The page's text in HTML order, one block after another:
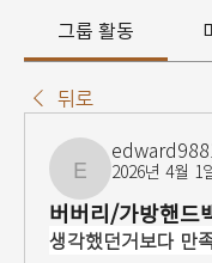
그룹 활동
뒤로
edward9881
2026년 4월 1
버버리/가방핸드
생각했던거보다 만